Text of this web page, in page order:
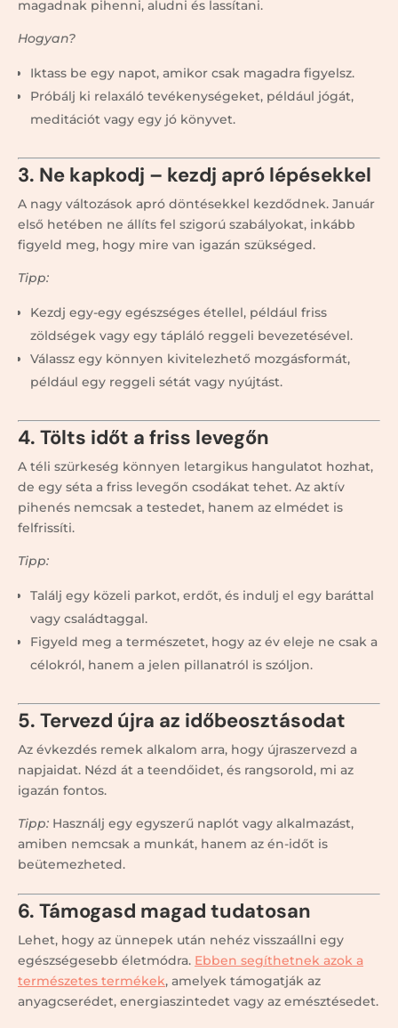
magadnak pihenni, aludni és lassítani.
Hogyan?
Iktass be egy napot, amikor csak magadra figyelsz.
Próbálj ki relaxáló tevékenységeket, például jógát,
meditációt vagy egy jó könyvet.
3. Ne kapkodj – kezdj apró lépésekkel
A nagy változások apró döntésekkel kezdődnek. Január
első hetében ne állíts fel szigorú szabályokat, inkább
figyeld meg, hogy mire van igazán szükséged.
Tipp:
Kezdj egy-egy egészséges étellel, például friss
zöldségek vagy egy tápláló reggeli bevezetésével.
Válassz egy könnyen kivitelezhető mozgásformát,
például egy reggeli sétát vagy nyújtást.
4. Tölts időt a friss levegőn
A téli szürkeség könnyen letargikus hangulatot hozhat,
de egy séta a friss levegőn csodákat tehet. Az aktív
pihenés nemcsak a testedet, hanem az elmédet is
felfrissíti.
Tipp:
Találj egy közeli parkot, erdőt, és indulj el egy baráttal
vagy családtaggal.
Figyeld meg a természetet, hogy az év eleje ne csak a
célokról, hanem a jelen pillanatról is szóljon.
5. Tervezd újra az időbeosztásodat
Az évkezdés remek alkalom arra, hogy újraszervezd a
napjaidat. Nézd át a teendőidet, és rangsorold, mi az
igazán fontos.
Tipp: Használj egy egyszerű naplót vagy alkalmazást,
amiben nemcsak a munkát, hanem az én-időt is
beütemezheted.
6. Támogasd magad tudatosan
Lehet, hogy az ünnepek után nehéz visszaállni egy
egészségesebb életmódra. Ebben segíthetnek azok a
természetes termékek, amelyek támogatják az
anyagcserédet, energiaszintedet vagy az emésztésedet.